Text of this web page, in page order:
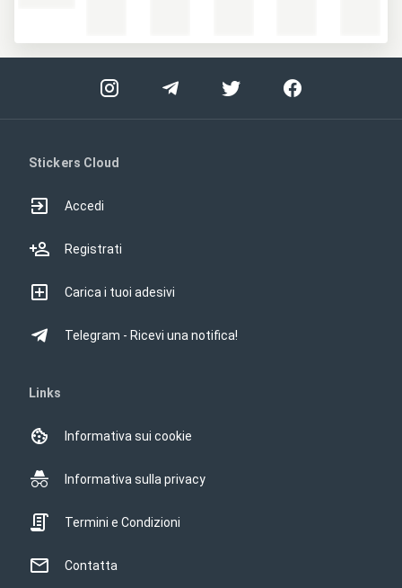
Stickers Cloud
Accedi
Registrati
Carica i tuoi adesivi
Telegram - Ricevi una notifica!
Links
Informativa sui cookie
Informativa sulla privacy
Termini e Condizioni
Contatta